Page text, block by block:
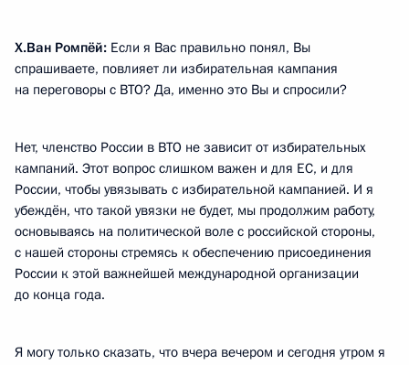
Х.Ван Ромпёй: Если я Вас правильно понял, Вы
спрашиваете, повлияет ли избирательная кампания
на переговоры с ВТО? Да, именно это Вы и спросили?
Нет, членство России в ВТО не зависит от избирательных
кампаний. Этот вопрос слишком важен и для ЕС, и для
России, чтобы увязывать с избирательной кампанией. И я
убеждён, что такой увязки не будет, мы продолжим работу,
основываясь на политической воле с российской стороны,
с нашей стороны стремясь к обеспечению присоединения
России к этой важнейшей международной организации
до конца года.
Я могу только сказать, что вчера вечером и сегодня утром я